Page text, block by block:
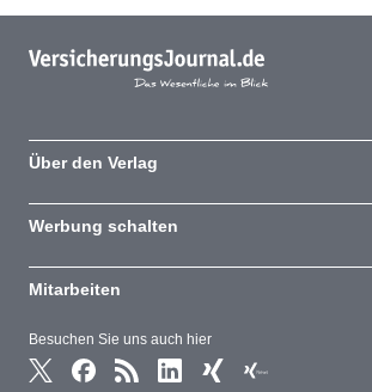
Besuchen Sie uns auch hier
Über den Verlag
Werbung schalten
Mitarbeiten